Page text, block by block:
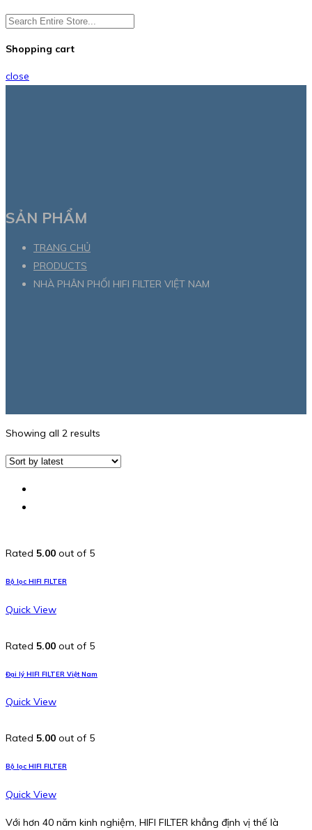
Shopping cart
close
SẢN PHẨM
TRANG CHỦ
PRODUCTS
NHÀ PHÂN PHỐI HIFI FILTER VIỆT NAM
Showing all 2 results
Rated 5.00 out of 5
Bộ lọc HIFI FILTER
Quick View
Rated 5.00 out of 5
Đại lý HIFI FILTER Việt Nam
Quick View
Rated 5.00 out of 5
Bộ lọc HIFI FILTER
Quick View
Với hơn 40 năm kinh nghiệm, HIFI FILTER khẳng định vị thế là